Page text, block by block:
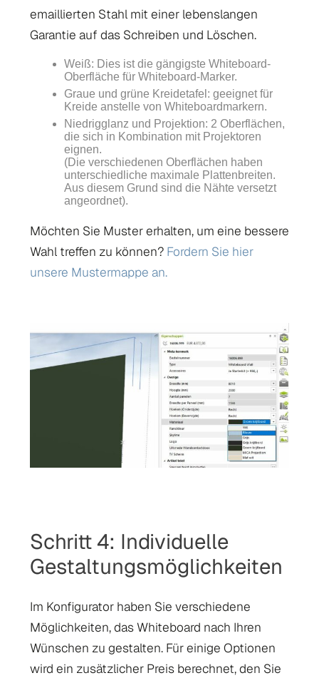
emaillierten Stahl mit einer lebenslangen
Garantie auf das Schreiben und Löschen.
Weiß: Dies ist die gängigste Whiteboard-
Oberfläche für Whiteboard-Marker.
Graue und grüne Kreidetafel: geeignet für
Kreide anstelle von Whiteboardmarkern.
Niedrigglanz und Projektion: 2 Oberflächen,
die sich in Kombination mit Projektoren
eignen.
(Die verschiedenen Oberflächen haben
unterschiedliche maximale Plattenbreiten.
Aus diesem Grund sind die Nähte versetzt
angeordnet).
Möchten Sie Muster erhalten, um eine bessere
Wahl treffen zu können? Fordern Sie hier
unsere Mustermappe an.
Schritt 4: Individuelle
Gestaltungsmöglichkeiten
Im Konfigurator haben Sie verschiedene
Möglichkeiten, das Whiteboard nach Ihren
Wünschen zu gestalten. Für einige Optionen
wird ein zusätzlicher Preis berechnet, den Sie